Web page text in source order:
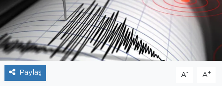
Paylaş A- A+
Tarihçe
Resmi İlanlar
Söyleşi
Foto Şaka